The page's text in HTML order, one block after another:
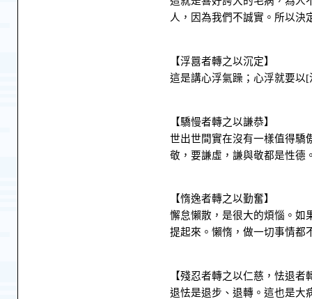
人，因為我們不誠實。所以決
【浮囂者轉之以沉定】
這是講心浮氣躁；心浮就要以
【驕慢者轉之以謙恭】
世出世間實在沒有一樣值得驕
敬，要謙虛，謙與敬都是性德
【惰逸者轉之以勤奮】
懈怠懶散，是很大的煩惱。如
提起來。懶惰，做一切事情都
【殘忍者轉之以仁慈，怯退者
退怯是退步、退轉。這也是大